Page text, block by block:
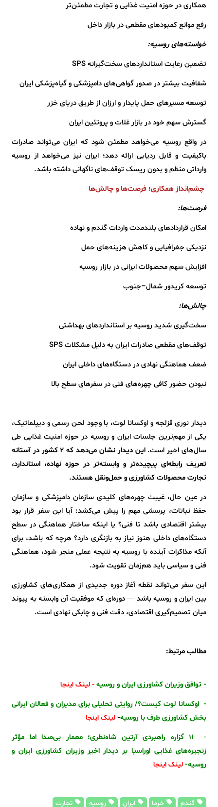
همکاری در حوزه امنیت غذایی و تجارت مطمئن‌تر
رفع موانع کمبودهای مقطعی در بازار داخل
خواسته‌های روسیه:
تضمین رعایت استانداردهای سخت‌گیرانه SPS
شفافیت بیشتر در صدور گواهی‌های دامپزشکی و گیاه‌پزشکی ایران
توسعه مسیرهای حمل پایدار و ارزان از طریق دریای خزر
گسترش سهم خود در بازار غلات و پروتئین ایران
در واقع روسیه می‌خواهد مطمئن شود که ایران می‌تواند صادرات
باکیفیت و قابل ردیابی ارائه دهد؛ ایران نیز می‌خواهد از روسیه
وارداتی منظم و بدون ریسک توقف‌های ناگهانی داشته باشد.
چشم‌انداز همکاری؛ فرصت‌ها و چالش‌ها
فرصت‌ها:
امکان قراردادهای بلندمدت واردات گندم و نهاده
نزدیکی جغرافیایی و کاهش هزینه‌های حمل
افزایش سهم محصولات ایرانی در بازار روسیه
توسعه کریدور شمال–جنوب
چالش‌ها:
سخت‌گیری شدید روسیه بر استانداردهای بهداشتی
توقف‌های مقطعی صادرات ایران به دلیل مشکلات SPS
ضعف هماهنگی نهادی در دستگاه‌های داخلی ایران
نبودن حضور کافی چهره‌های فنی در سفرهای سطح بالا
دیدار نوری قزلجه و اوکسانا لوت، با وجود لحن رسمی و دیپلماتیک،
یکی از مهم‌ترین جلسات ایران و روسیه در حوزه امنیت غذایی طی
سال‌های اخیر است.
این دیدار نشان می‌دهد که 2 کشور در آستانه
تعریف رابطه‌ای پیچیده‌تر و وابسته‌تر در حوزه نهاده، استاندارد،
تجارت محصولات کشاورزی و حمل‌ونقل هستند.
در عین حال، غیبت چهره‌های کلیدی سازمان دامپزشکی و سازمان
حفظ نباتات، پرسشی مهم را پیش می‌کشد: آیا این سفر قرار بود
بیشتر اقتصادی باشد تا فنی؟ یا اینکه ساختار هماهنگی در سطح
دستگاه‌های داخلی هنوز نیاز به بازنگری دارد؟ هرچه که باشد، برای
آنکه مذاکرات آینده با روسیه به نتیجه عملی منجر شود، هماهنگی
فنی و سیاسی باید هم‌زمان تقویت شود.
این سفر می‌تواند نقطه آغاز دوره جدیدی از همکاری‌های کشاورزی
بین ایران و روسیه باشد — دوره‌ای که موفقیت آن وابسته به پیوند
میان تصمیم‌گیری اقتصادی، دقت فنی و چابکی نهادی است.
مطالب مرتبط:
- توافق وزیران کشاورزی ایران و روسیه - لینک اینجا
- اوکسانا لوت کیست؟/ روایتی تحلیلی برای مدیران و فعالان ایرانی
بخش کشاورزی طرف با روسیه- لینک اینجا
-
۱۱ گزاره راهبردی آرتین شاه‌نظری؛ معمار بی‌صدا اما مؤثر
زنجیره‌های غذایی اوراسیا بر دیدار اخیر وزیران کشاورزی ایران و
روسیه- لینک اینجا
گندم خرما ایران روسیه تجارت